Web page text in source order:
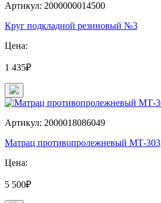
Артикул: 2000000014500
Круг подкладной резиновый №3
Цена:
1 435₽
Артикул: 2000018086049
Матрац противопролежневый МТ-303
Цена:
5 500₽